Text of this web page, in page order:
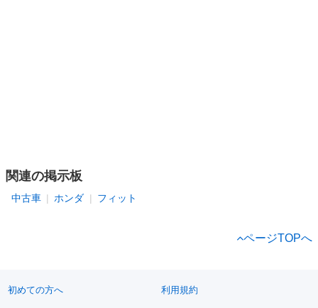
関連の掲示板
中古車 ホンダ フィット
ページTOPへ
初めての方へ 利用規約